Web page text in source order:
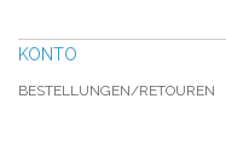
KONTO
BESTELLUNGEN/RETOUREN